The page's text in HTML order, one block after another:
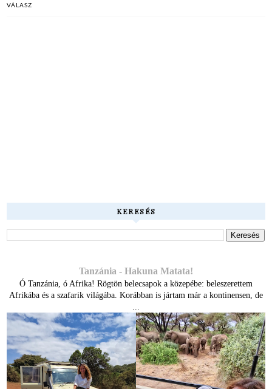
VÁLASZ
KERESÉS
Tanzánia - Hakuna Matata!
Ó Tanzánia, ó Afrika! Rögtön belecsapok a közepébe: beleszerettem
Afrikába és a szafarik világába. Korábban is jártam már a kontinensen, de